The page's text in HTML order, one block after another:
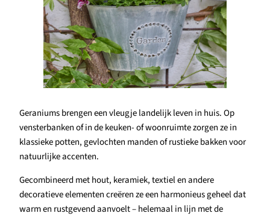
Geraniums brengen een vleugje landelijk leven in huis. Op
vensterbanken of in de keuken- of woonruimte zorgen ze in
klassieke potten, gevlochten manden of rustieke bakken voor
natuurlijke accenten.
Gecombineerd met hout, keramiek, textiel en andere
decoratieve elementen creëren ze een harmonieus geheel dat
warm en rustgevend aanvoelt – helemaal in lijn met de